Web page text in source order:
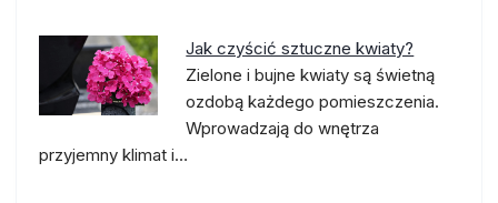
Jak czyścić sztuczne kwiaty?
Zielone i bujne kwiaty są świetną
ozdobą każdego pomieszczenia.
Wprowadzają do wnętrza
przyjemny klimat i…